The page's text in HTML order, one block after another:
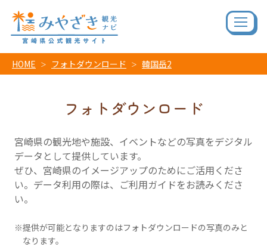
HOME フォトダウンロード 韓国岳2
フォトダウンロード
宮崎県の観光地や施設、イベントなどの写真をデジタル
データとして提供しています。
ぜひ、宮崎県のイメージアップのためにご活用くださ
い。データ利用の際は、ご利用ガイドをお読みくださ
い。
提供が可能となりますのはフォトダウンロードの写真のみと
なります。